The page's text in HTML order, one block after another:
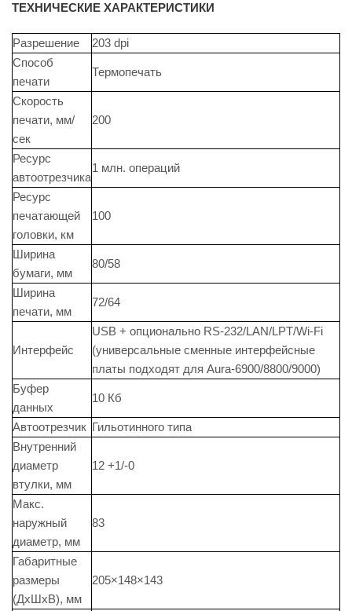
ТЕХНИЧЕСКИЕ ХАРАКТЕРИСТИКИ
Разрешение
203 dpi
Способ
печати
Термопечать
Скорость
печати, мм/
сек
200
Ресурс
автоотрезчика
1 млн. операций
Ресурс
печатающей
головки, км
100
Ширина
бумаги, мм
80/58
Ширина
печати, мм
72/64
Интерфейс
USB + опционально RS-232/LAN/LPT/Wi-Fi
(универсальные сменные интерфейсные
платы подходят для Aura-6900/8800/9000)
Буфер
данных
10 Кб
Автоотрезчик Гильотинного типа
Внутренний
диаметр
втулки, мм
12 +1/-0
Макс.
наружный
диаметр, мм
83
Габаритные
размеры
(ДхШхВ), мм
205×148×143